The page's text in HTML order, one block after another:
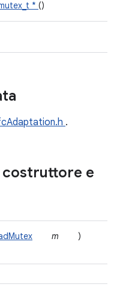
* ()
.
costruttore e
m )